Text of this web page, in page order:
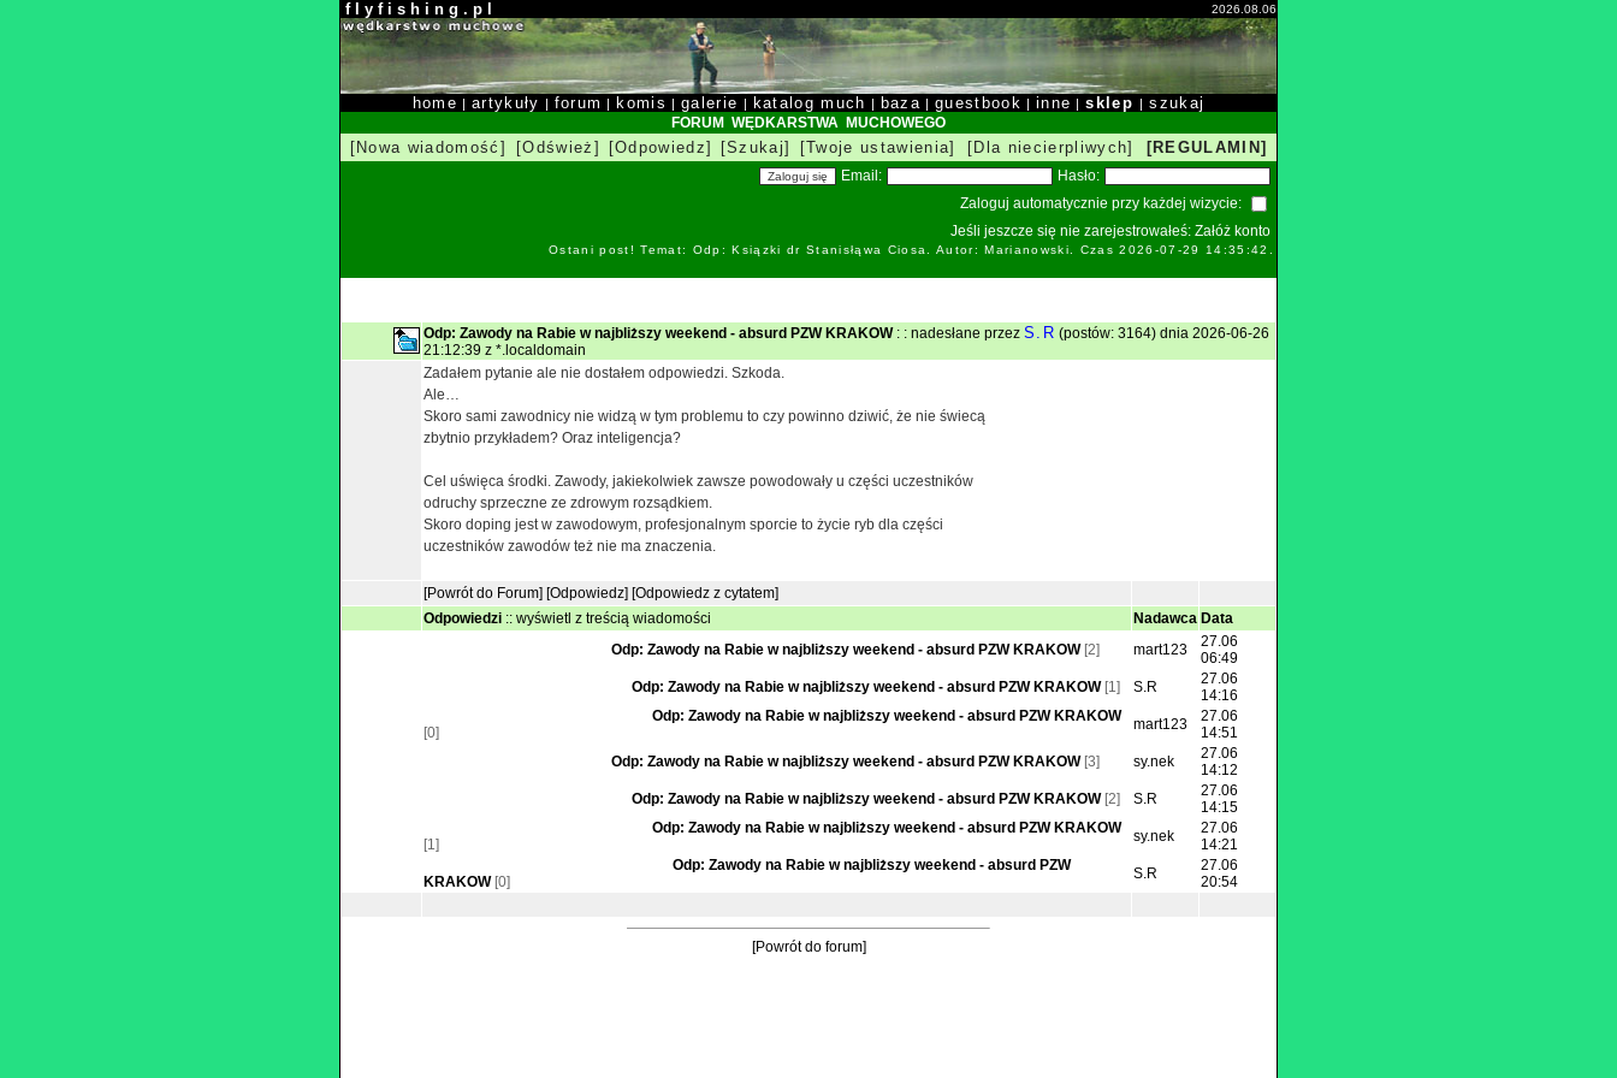
f l y f i s h i n g . p l 2026.08.06
home |artykuły | forum | komis |galerie | katalog much | baza | guestbook | inne |sklep |szukaj
FORUM WĘDKARSTWA MUCHOWEGO
[Nowa wiadomość] [Odśwież] [Odpowiedz] [Szukaj] [Twoje ustawienia] [Dla niecierpliwych] [REGULAMIN]
Email:
Hasło:
Zaloguj automatycznie przy każdej wizycie:
Jeśli jeszcze się nie zarejestrowałeś: Załóż konto
Ostani post! Temat: Odp: Ksiązki dr Stanisłąwa Ciosa. Autor: Marianowski. Czas 2026-07-29 14:35:42.
Odp: Zawody na Rabie w najbliższy weekend - absurd PZW KRAKOW: : nadesłane przez S.R (postów: 3164) dnia 2026-06-26
21:12:39 z *.localdomain
Zadałem pytanie ale nie dostałem odpowiedzi. Szkoda.
Ale…
Skoro sami zawodnicy nie widzą w tym problemu to czy powinno dziwić, że nie świecą
zbytnio przykładem? Oraz inteligencja?
Cel uświęca środki. Zawody, jakiekolwiek zawsze powodowały u części uczestników
odruchy sprzeczne ze zdrowym rozsądkiem.
Skoro doping jest w zawodowym, profesjonalnym sporcie to życie ryb dla części
uczestników zawodów też nie ma znaczenia.
[Powrót do Forum] [Odpowiedz] [Odpowiedz z cytatem]
Odpowiedzi :: wyświetl z treścią wiadomości Nadawca Data
Odp: Zawody na Rabie w najbliższy weekend - absurd PZW KRAKOW [2] mart123
27.06
06:49
Odp: Zawody na Rabie w najbliższy weekend - absurd PZW KRAKOW [1] S.R
27.06
14:16
Odp: Zawody na Rabie w najbliższy weekend - absurd PZW KRAKOW
[0]
mart123
27.06
14:51
Odp: Zawody na Rabie w najbliższy weekend - absurd PZW KRAKOW [3] sy.nek
27.06
14:12
Odp: Zawody na Rabie w najbliższy weekend - absurd PZW KRAKOW [2] S.R
27.06
14:15
Odp: Zawody na Rabie w najbliższy weekend - absurd PZW KRAKOW
[1]
sy.nek
27.06
14:21
Odp: Zawody na Rabie w najbliższy weekend - absurd PZW
KRAKOW [0] S.R
27.06
20:54
[Powrót do forum]